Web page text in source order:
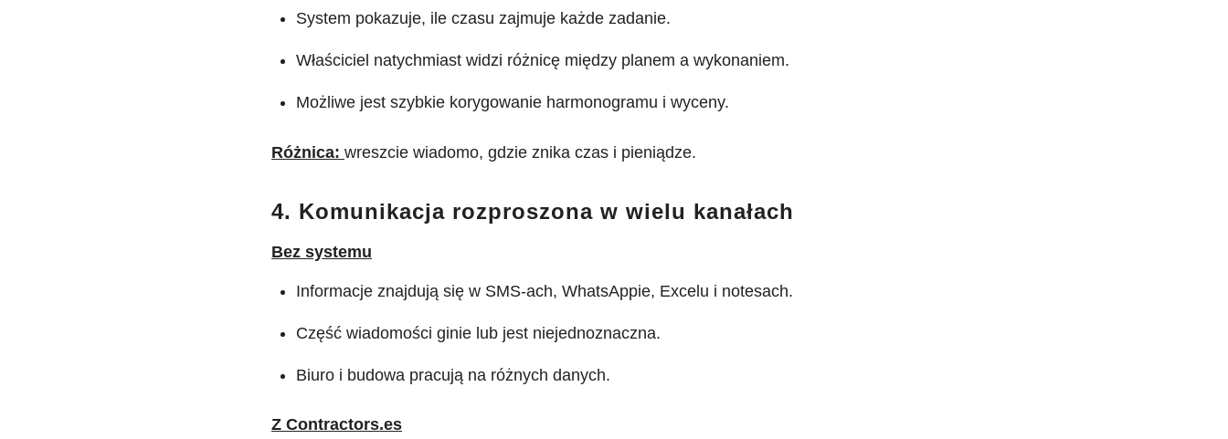
System pokazuje, ile czasu zajmuje każde zadanie.
Właściciel natychmiast widzi różnicę między planem a wykonaniem.
Możliwe jest szybkie korygowanie harmonogramu i wyceny.
Różnica: wreszcie wiadomo, gdzie znika czas i pieniądze.
4. Komunikacja rozproszona w wielu kanałach
Bez systemu
Informacje znajdują się w SMS-ach, WhatsAppie, Excelu i notesach.
Część wiadomości ginie lub jest niejednoznaczna.
Biuro i budowa pracują na różnych danych.
Z Contractors.es